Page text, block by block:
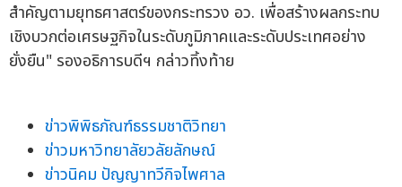
สำคัญตามยุทธศาสตร์ของกระทรวง อว. เพื่อสร้างผลกระทบ
เชิงบวกต่อเศรษฐกิจในระดับภูมิภาคและระดับประเทศอย่าง
ยั่งยืน" รองอธิการบดีฯ กล่าวทิ้งท้าย
ข่าวพิพิธภัณฑ์ธรรมชาติวิทยา
ข่าวมหาวิทยาลัยวลัยลักษณ์
ข่าวนิคม ปัญญาทวีกิจไพศาล